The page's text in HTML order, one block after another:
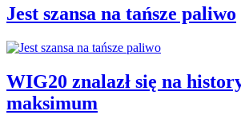
Jest szansa na tańsze paliwo
WIG20 znalazł się na
maksimum